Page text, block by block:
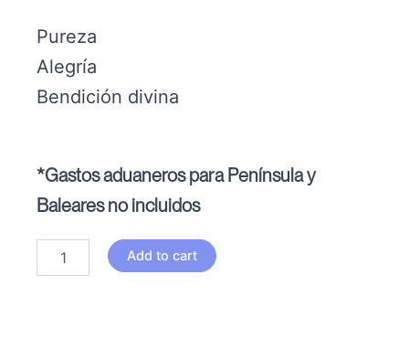
Pureza
Alegría
Bendición divina
*Gastos aduaneros para Península y
Baleares no incluidos
corazón
Add to cart